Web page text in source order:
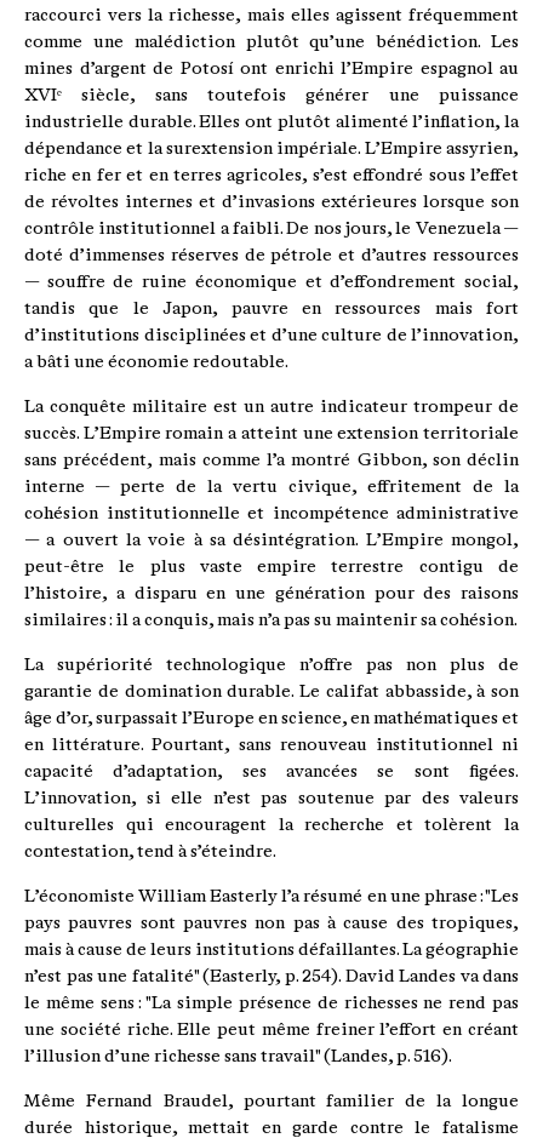
raccourci vers la richesse, mais elles agissent fréquemment
comme une malédiction plutôt qu’une bénédiction. Les
mines d’argent de Potosí ont enrichi l’Empire espagnol au
XVIᵉ siècle, sans toutefois générer une puissance
industrielle durable. Elles ont plutôt alimenté l’inflation, la
dépendance et la surextension impériale. L’Empire assyrien,
riche en fer et en terres agricoles, s’est effondré sous l’effet
de révoltes internes et d’invasions extérieures lorsque son
contrôle institutionnel a faibli. De nos jours, le Venezuela —
doté d’immenses réserves de pétrole et d’autres ressources
— souffre de ruine économique et d’effondrement social,
tandis que le Japon, pauvre en ressources mais fort
d’institutions disciplinées et d’une culture de l’innovation,
a bâti une économie redoutable.
La conquête militaire est un autre indicateur trompeur de
succès. L’Empire romain a atteint une extension territoriale
sans précédent, mais comme l’a montré Gibbon, son déclin
interne — perte de la vertu civique, effritement de la
cohésion institutionnelle et incompétence administrative
— a ouvert la voie à sa désintégration. L’Empire mongol,
peut-être le plus vaste empire terrestre contigu de
l’histoire, a disparu en une génération pour des raisons
similaires : il a conquis, mais n’a pas su maintenir sa cohésion.
La supériorité technologique n’offre pas non plus de
garantie de domination durable. Le califat abbasside, à son
âge d’or, surpassait l’Europe en science, en mathématiques et
en littérature. Pourtant, sans renouveau institutionnel ni
capacité d’adaptation, ses avancées se sont figées.
L’innovation, si elle n’est pas soutenue par des valeurs
culturelles qui encouragent la recherche et tolèrent la
contestation, tend à s’éteindre.
L’économiste William Easterly l’a résumé en une phrase : "Les
pays pauvres sont pauvres non pas à cause des tropiques,
mais à cause de leurs institutions défaillantes. La géographie
n’est pas une fatalité" (Easterly, p. 254). David Landes va dans
le même sens : "La simple présence de richesses ne rend pas
une société riche. Elle peut même freiner l’effort en créant
l’illusion d’une richesse sans travail" (Landes, p. 516).
Même Fernand Braudel, pourtant familier de la longue
durée historique, mettait en garde contre le fatalisme